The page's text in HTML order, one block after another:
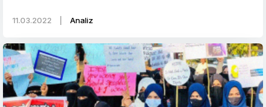
11.03.2022 Analiz